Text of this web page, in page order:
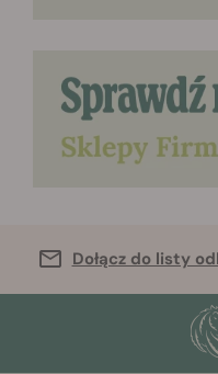
Dołącz do listy